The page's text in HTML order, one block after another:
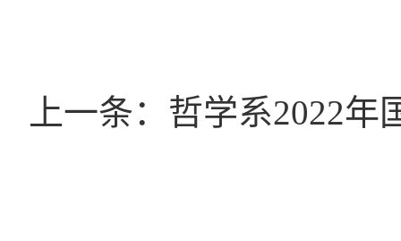
上一条：哲学系2022